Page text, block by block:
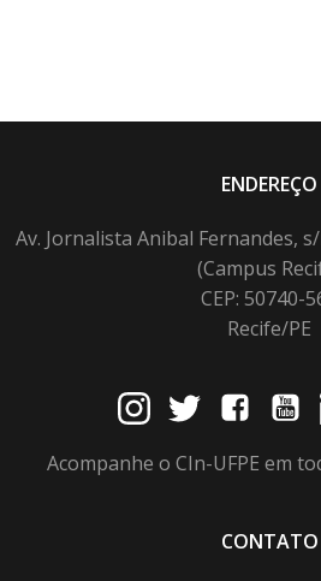
ENDEREÇO
Av. Jornalista Anibal Fernandes,
(Campus
CEP: 50740-
Recife/PE
Acompanhe o CIn-UFPE em
CONTATO